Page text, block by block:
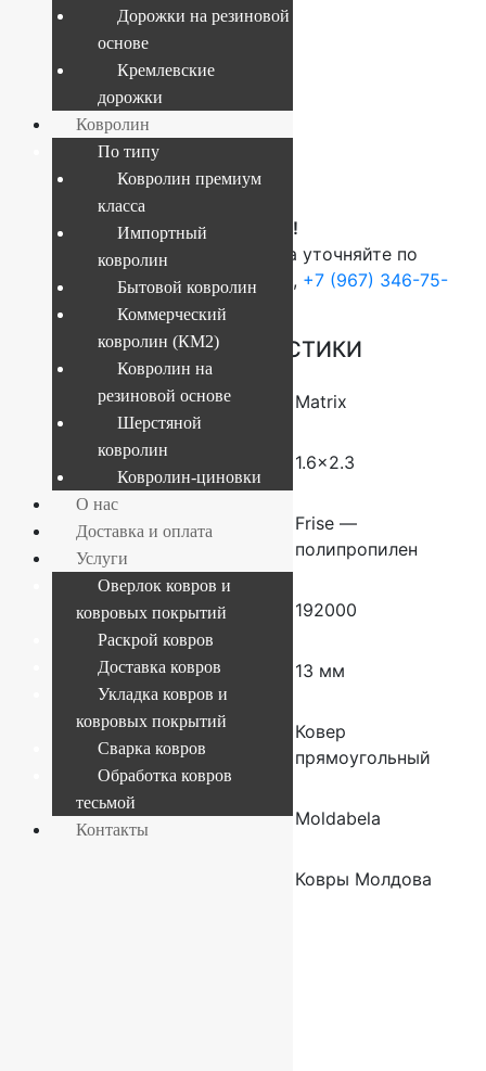
Текущий размер:1.6x2.3 м
Артикул:4841227914260
ВНИМАНИЕ!
О наличие и стоимости товара уточняйте по
телефонам:+7 (812) 377-09-32 , +7 (967) 346-75-
ОСНОВНЫЕ ХАРАКТЕРИСТИКИ
Коллекция Matrix
Размер (м) 1.6×2.3
Состав
Frise —
полипропилен
Плотность 192000
Высота ворса 13 мм
Форма
Ковер
прямоугольный
Производитель Moldabela
Ковры Молдова
Дорожки на резиновой
основе
Кремлевские
дорожки
Ковролин
По типу
Ковролин премиум
класса
Импортный
ковролин
Бытовой ковролин
Коммерческий
ковролин (КМ2)
Ковролин на
резиновой основе
Шерстяной
ковролин
Ковролин-циновки
О нас
Доставка и оплата
Услуги
Оверлок ковров и
ковровых покрытий
Раскрой ковров
Доставка ковров
Укладка ковров и
ковровых покрытий
Сварка ковров
Обработка ковров
тесьмой
Контакты